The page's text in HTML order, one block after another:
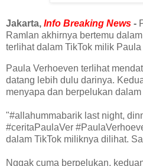
Jakarta, Info Breaking News -
Ramlan akhirnya bertemu
terlihat dalam TikTok milik
Paula Verhoeven terlihat
datang lebih dulu darinya.
menyapa dan berpelukan
"#allahummabarik last night,
#ceritaPaulaVer
dalam TikTok miliknya dilihat.
Nggak cuma berpelukan,